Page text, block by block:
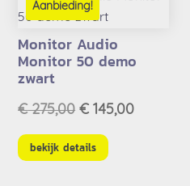
Aanbieding!
Monitor Audio
Monitor 50 demo
zwart
€275,00 Oorspronkelijke
was:
€ 275,00.
€ 145,00Huidige
bekijk details